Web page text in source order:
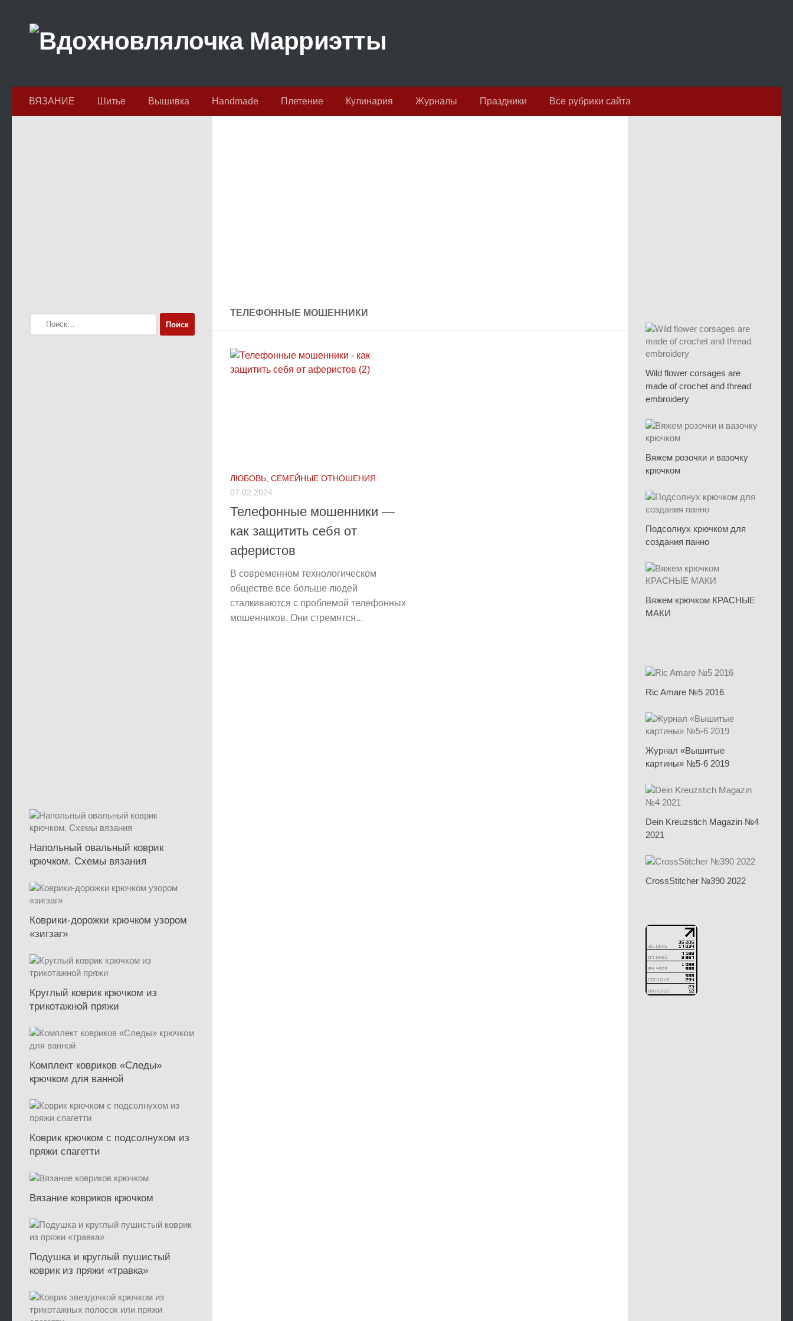
ВЯЗАНИЕ Шитье Вышивка Handmade Плетение Кулинария Журналы Праздники Все рубрики сайта
ТЕЛЕФОННЫЕ МОШЕННИКИ
ЛЮБОВЬ, СЕМЕЙНЫЕ ОТНОШЕНИЯ
07.02.2024
Телефонные мошенники —
как защитить себя от
аферистов
В современном технологическом
обществе все больше людей
сталкиваются с проблемой телефонных
мошенников. Они стремятся...
Найти:
Напольный овальный коврик
крючком. Схемы вязания
Коврики-дорожки крючком узором
«зигзаг»
Круглый коврик крючком из
трикотажной пряжи
Комплект ковриков «Следы»
крючком для ванной
Коврик крючком с подсолнухом из
пряжи спагетти
Вязание ковриков крючком
Подушка и круглый пушистый
коврик из пряжи «травка»
Wild flower corsages are
made of crochet and thread
embroidery
Вяжем розочки и вазочку
крючком
Подсолнух крючком для
создания панно
Вяжем крючком КРАСНЫЕ
МАКИ
Ric Amare №5 2016
Журнал «Вышитые
картины» №5-6 2019
Dein Kreuzstich Magazin №4
2021
CrossStitcher №390 2022